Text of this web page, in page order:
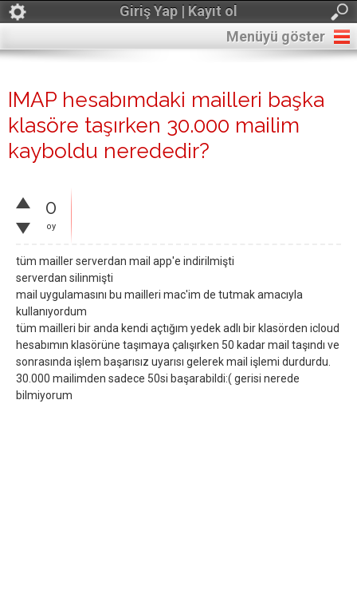
Giriş Yap | Kayıt ol
Menüyü göster
IMAP hesabımdaki mailleri başka
klasöre taşırken 30.000 mailim
kayboldu nerededir?
0
oy
tüm mailler serverdan mail app'e indirilmişti
serverdan silinmişti
mail uygulamasını bu mailleri mac'im de tutmak amacıyla
kullanıyordum
tüm mailleri bir anda kendi açtığım yedek adlı bir klasörden icloud
hesabımın klasörüne taşımaya çalışırken 50 kadar mail taşındı ve
sonrasında işlem başarısız uyarısı gelerek mail işlemi durdurdu.
30.000 mailimden sadece 50si başarabildi:( gerisi nerede
bilmiyorum